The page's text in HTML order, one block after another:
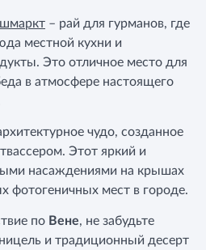
– рай для гурманов, где
местной кухни и
Это отличное место для
в атмосфере настоящего
чудо, созданное
Этот яркий и
насаждениями на крышах
фотогеничных мест в городе.
по Вене, не забудьте
и традиционный десерт